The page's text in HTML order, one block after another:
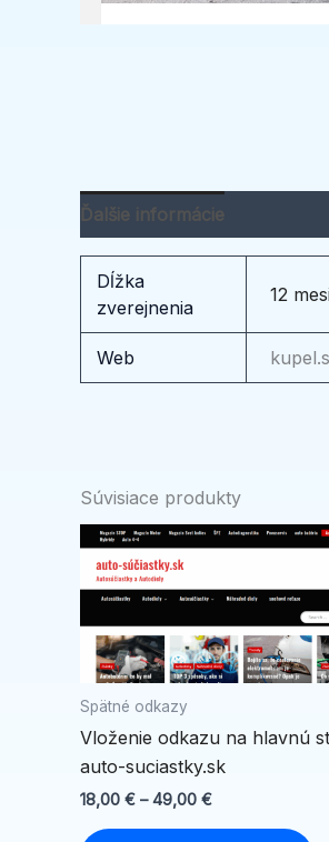
Ďalšie informácie
Dĺžka
zverejnenia
12
Web
Súvisiace produkty
Spätné odkazy
Vloženie odkazu na hlavnú
auto-suciastky.sk
18,00 € – 49,00 €
Price
range:
through